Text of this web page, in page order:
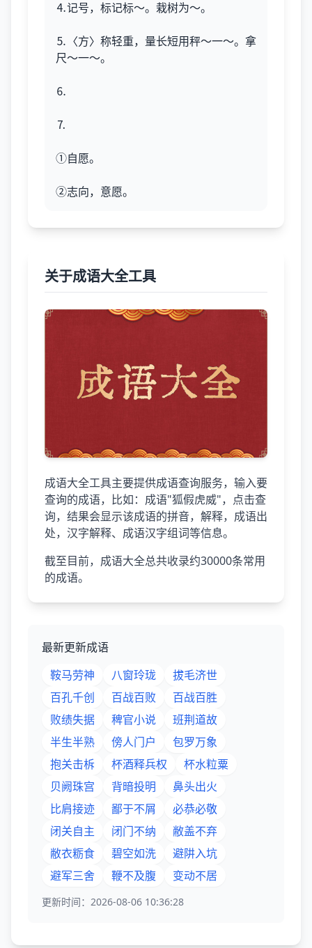
⒋记号，标记标～。栽树为～。
⒌〈方〉称轻重，量长短用秤～一～。拿
尺～一～。
⒍
⒎
①自愿。
②志向，意愿。
关于成语大全工具
成语大全工具主要提供成语查询服务，输入要
查询的成语，比如：成语"狐假虎威"，点击查
询，结果会显示该成语的拼音，解释，成语出
处，汉字解释、成语汉字组词等信息。
截至目前，成语大全总共收录约30000条常用
的成语。
最新更新成语
鞍马劳神
八窗玲珑
拔毛济世
百孔千创
百战百败
百战百胜
败绩失据
稗官小说
班荆道故
半生半熟
傍人门户
包罗万象
抱关击柝
杯酒释兵权
杯水粒粟
贝阙珠宫
背暗投明
鼻头出火
比肩接迹
鄙于不屑
必恭必敬
闭关自主
闭门不纳
敝盖不弃
敝衣粝食
碧空如洗
避阱入坑
避军三舍
鞭不及腹 变动不居
更新时间：2026-08-06 10:36:28